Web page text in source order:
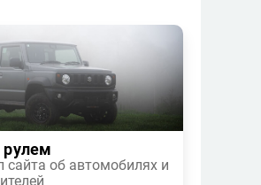
рулем
сайта об автомобилях и